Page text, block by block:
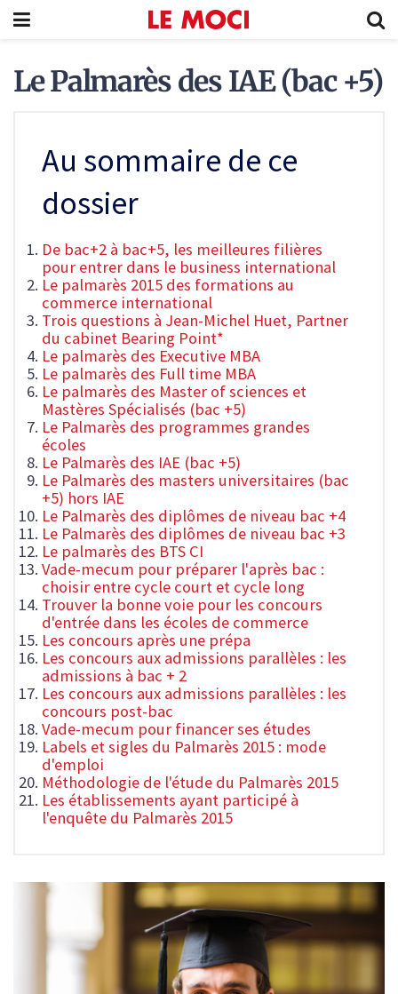
Le Palmarès des IAE (bac +5)
Au sommaire de ce
dossier
De bac+2 à bac+5, les meilleures filières
pour entrer dans le business international
Le palmarès 2015 des formations au
commerce international
Trois questions à Jean-Michel Huet, Partner
du cabinet Bearing Point*
Le palmarès des Executive MBA
Le palmarès des Full time MBA
Le palmarès des Master of sciences et
Mastères Spécialisés (bac +5)
Le Palmarès des programmes grandes
écoles
Le Palmarès des IAE (bac +5)
Le Palmarès des masters universitaires (bac
+5) hors IAE
Le Palmarès des diplômes de niveau bac +4
Le Palmarès des diplômes de niveau bac +3
Le palmarès des BTS CI
Vade-mecum pour préparer l'après bac :
choisir entre cycle court et cycle long
Trouver la bonne voie pour les concours
d'entrée dans les écoles de commerce
Les concours après une prépa
Les concours aux admissions parallèles : les
admissions à bac + 2
Les concours aux admissions parallèles : les
concours post-bac
Vade-mecum pour financer ses études
Labels et sigles du Palmarès 2015 : mode
d'emploi
Méthodologie de l'étude du Palmarès 2015
Les établissements ayant participé à
l'enquête du Palmarès 2015